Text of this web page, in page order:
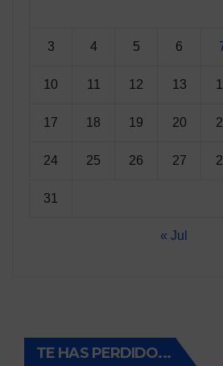
3 4 5 6
10 11 12 13
17 18 19 20
24 25 26 27
31
« Jul
TE HAS PERDIDO...